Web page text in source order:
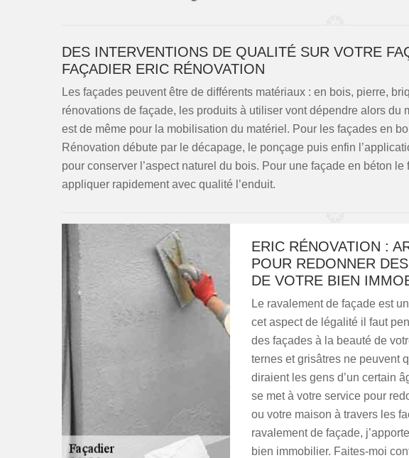
DES INTERVENTIONS DE QUALITÉ SUR VOTRE
FAÇADIER ERIC RÉNOVATION
Les façades peuvent être de différents matériaux : en bois, pierre,
rénovations de façade, les produits à utiliser vont dépendre alors du
est de même pour la mobilisation du matériel. Pour les façades en
Rénovation débute par le décapage, le ponçage puis enfin
pour conserver l’aspect naturel du bois. Pour une façade en béton
appliquer rapidement avec qualité l’enduit.
ERIC RÉNOVATION :
POUR REDONNER
DE VOTRE BIEN
Le ravalement de façade est
cet aspect de légalité il faut
des façades à la beauté de
ternes et grisâtres ne peuvent
diraient les gens d’un certain
se met à votre service pour
ou votre maison à travers les
ravalement de façade,
bien immobilier. Faites-moi